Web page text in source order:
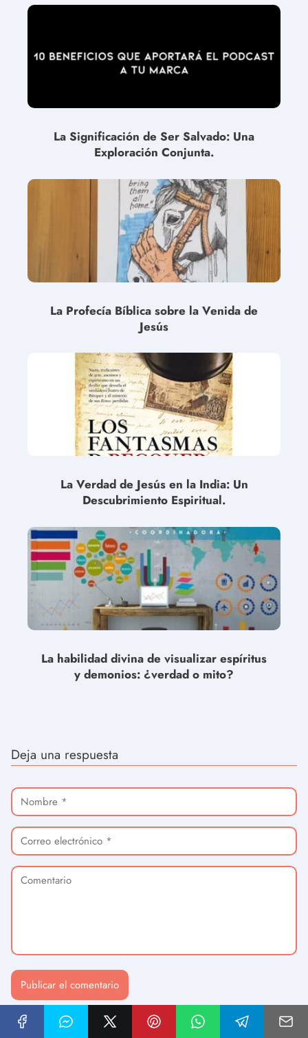
La Significación de Ser Salvado: Una
Exploración Conjunta.
La Profecía Bíblica sobre la Venida de
Jesús
La Verdad de Jesús en la India: Un
Descubrimiento Espiritual.
La habilidad divina de visualizar espíritus
y demonios: ¿verdad o mito?
Deja una respuesta